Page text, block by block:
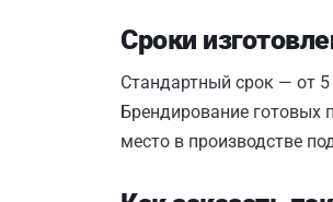
Сроки
Стандартный срок — от 5
Брендирование готовых
место в производстве